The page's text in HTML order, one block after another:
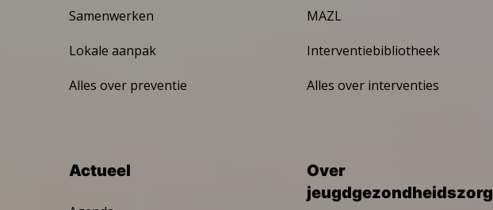
Samenwerken
Lokale aanpak
Alles over preventie
MAZL
Interventiebibliotheek
Alles over interventies
Actueel
Over
jeugdgezondheidszorg